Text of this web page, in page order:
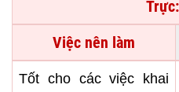
Việc nên làm
Tốt cho các việc khai